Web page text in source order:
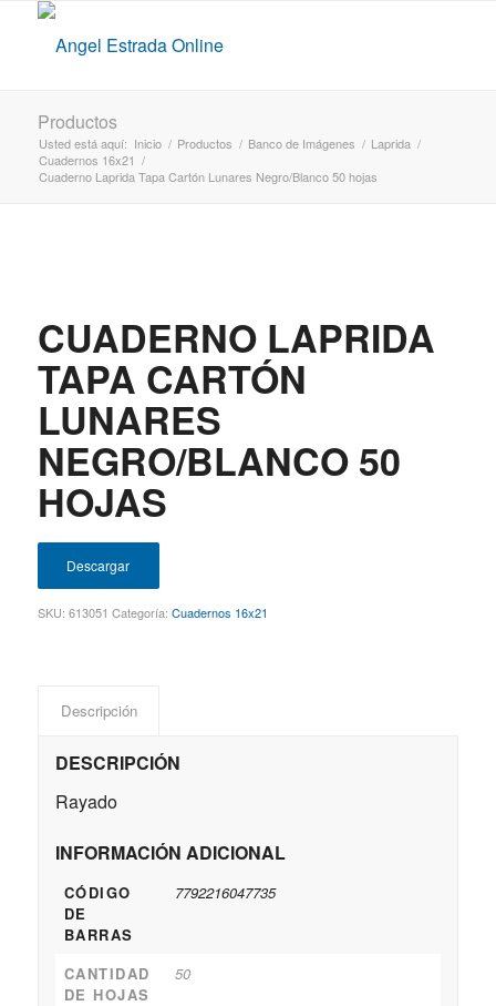
Productos
Usted está aquí: Inicio / Productos / Banco de Imágenes / Laprida /
Cuadernos 16x21 /
Cuaderno Laprida Tapa Cartón Lunares Negro/Blanco 50 hojas
CUADERNO LAPRIDA
TAPA CARTÓN
LUNARES
NEGRO/BLANCO 50
HOJAS
Descargar
SKU: 613051 Categoría: Cuadernos 16x21
Descripción
DESCRIPCIÓN
Rayado
INFORMACIÓN ADICIONAL
CÓDIGO
DE
BARRAS
7792216047735
CANTIDAD
DE HOJAS
50